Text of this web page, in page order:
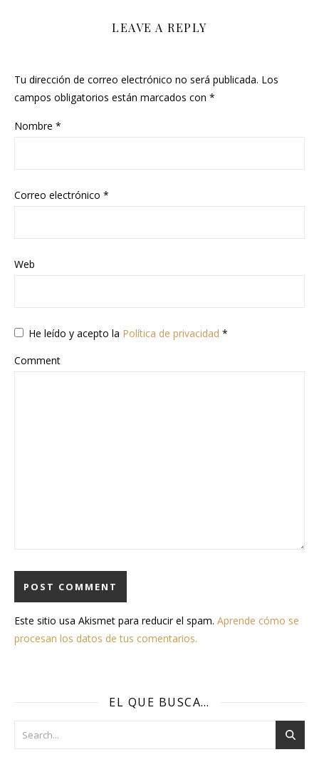
LEAVE A REPLY
Tu dirección de correo electrónico no será publicada. Los
campos obligatorios están marcados con *
Nombre *
Correo electrónico *
Web
He leído y acepto la Política de privacidad *
Comment
Este sitio usa Akismet para reducir el spam. Aprende cómo se
procesan los datos de tus comentarios.
EL QUE BUSCA…